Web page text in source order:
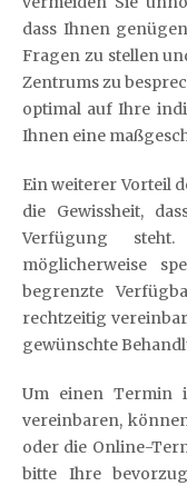
dass Ihnen
Fragen zu stellen
Zentrums zu
optimal auf Ihre
Ihnen eine
Ein weiterer Vorteil
die Gewissheit,
Verfügung
möglicherweise
begrenzte
rechtzeitig
gewünschte
Um einen Termin
vereinbaren,
oder die Online-
bitte Ihre